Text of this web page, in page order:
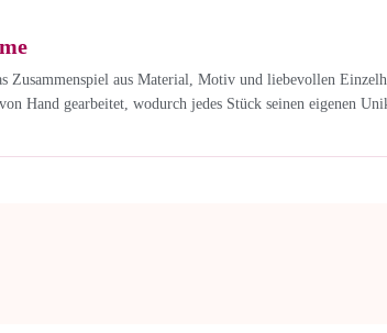
Zusammenspiel aus Material, Motiv und liebevollen
Hand gearbeitet, wodurch jedes Stück seinen eigenen